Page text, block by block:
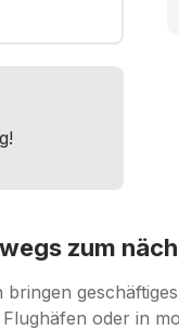
zum
bringen
oder in